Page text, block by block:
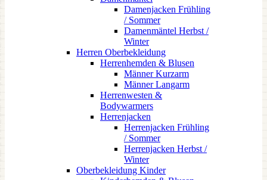
Damenjacken Frühling
/ Sommer
Damenmäntel Herbst /
Winter
Herren Oberbekleidung
Herrenhemden & Blusen
Männer Kurzarm
Männer Langarm
Herrenwesten &
Bodywarmers
Herrenjacken
Herrenjacken Frühling
/ Sommer
Herrenjacken Herbst /
Winter
Oberbekleidung Kinder